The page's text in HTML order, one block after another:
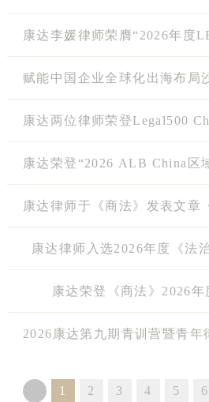
康达李媛律师荣膺“2026年度
赋能中国企业全球化出海布局
康达两位律师荣登Legal500
康达荣登“2026 ALB China区
康达律师于《商法》发表文章
康达律师入选2026年度《法
康达荣登《商法》2026
2026康达第九期青训营暨青
1 2 3 4 5 6